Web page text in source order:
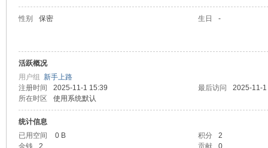
性别 保密 生日 -
活跃概况
用户组 新手上路
注册时间
2025-11-1 15:39 最后访问
2025-11-
所在时区
使用系统默认
统计信息
已用空间
0 B 积分
2
金钱
2 贡献 0